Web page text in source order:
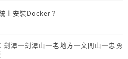
上安裝Docker？
劍潭─劍潭山─老地方─文間山─忠勇